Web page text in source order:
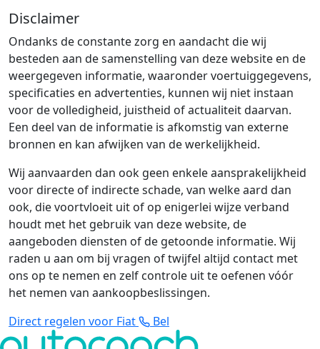
Disclaimer
Ondanks de constante zorg en aandacht die wij
besteden aan de samenstelling van deze website en de
weergegeven informatie, waaronder voertuiggegevens,
specificaties en advertenties, kunnen wij niet instaan
voor de volledigheid, juistheid of actualiteit daarvan.
Een deel van de informatie is afkomstig van externe
bronnen en kan afwijken van de werkelijkheid.
Wij aanvaarden dan ook geen enkele aansprakelijkheid
voor directe of indirecte schade, van welke aard dan
ook, die voortvloeit uit of op enigerlei wijze verband
houdt met het gebruik van deze website, de
aangeboden diensten of de getoonde informatie. Wij
raden u aan om bij vragen of twijfel altijd contact met
ons op te nemen en zelf controle uit te oefenen vóór
het nemen van aankoopbeslissingen.
Direct regelen voor Fiat
Bel